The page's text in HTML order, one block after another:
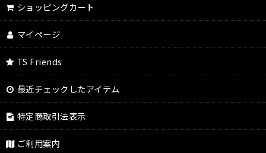
ショッピングカート
マイページ
TS Friends
最近チェックしたアイテム
特定商取引法表示
ご利用案内